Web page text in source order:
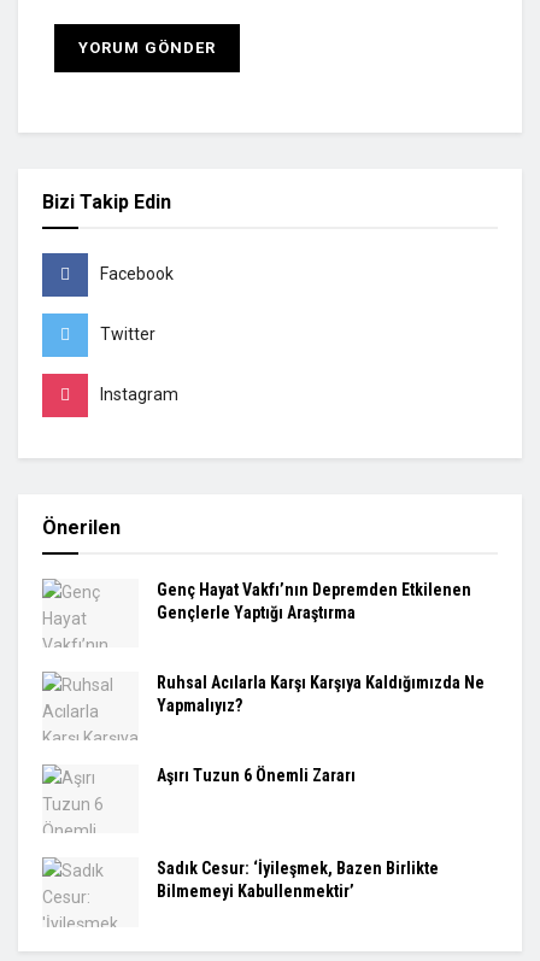
Bizi Takip Edin
Facebook
Twitter
Instagram
Önerilen
Genç Hayat Vakfı’nın Depremden Etkilenen
Gençlerle Yaptığı Araştırma
Ruhsal Acılarla Karşı Karşıya Kaldığımızda Ne
Yapmalıyız?
Aşırı Tuzun 6 Önemli Zararı
Sadık Cesur: ‘İyileşmek, Bazen Birlikte
Bilmemeyi Kabullenmektir’